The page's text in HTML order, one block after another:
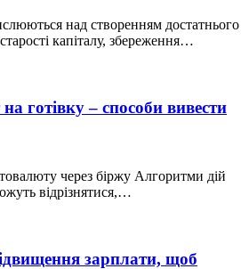
над створенням достатнього
капіталу, збереження…
готівку – способи вивести
через біржу Алгоритми дій
відрізнятися,…
зарплати, щоб